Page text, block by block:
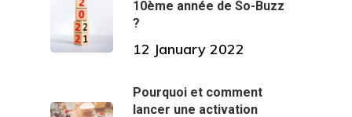
10ème année de So-Buzz
?
12 January 2022
Pourquoi et comment
lancer une activation